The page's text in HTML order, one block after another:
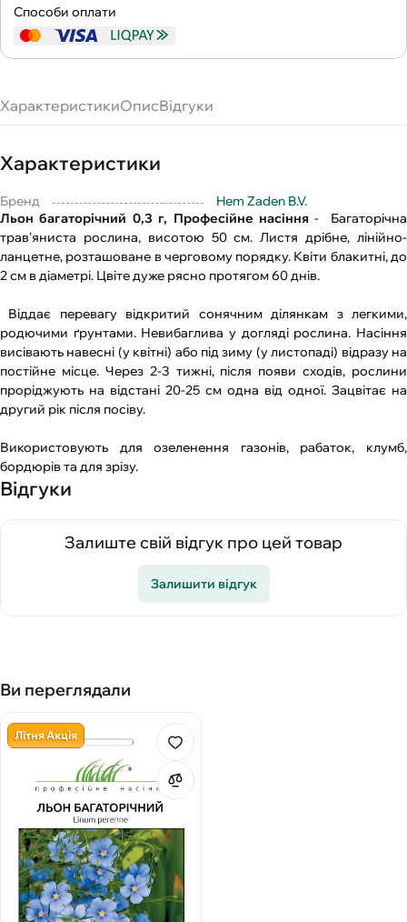
Способи оплати
ХарактеристикиОписВідгуки
Характеристики
Бренд
Hem Zaden B.V.
Льон багаторічний 0,3 г, Професійне насіння - Багаторічна
трав'яниста рослина, висотою 50 см. Листя дрібне, лінійно-
ланцетне, розташоване в черговому порядку. Квіти блакитні, до
2 см в діаметрі. Цвіте дуже рясно протягом 60 днів.
Віддає перевагу відкритий сонячним ділянкам з легкими,
родючими ґрунтами. Невибаглива у догляді рослина. Насіння
висівають навесні (у квітні) або під зиму (у листопаді) відразу на
постійне місце. Через 2-3 тижні, після появи сходів, рослини
проріджують на відстані 20-25 см одна від одної. Зацвітає на
другий рік після посіву.
Використовують для озеленення газонів, рабаток, клумб,
бордюрів та для зрізу.
Відгуки
Залиште свій відгук про цей товар
Залишити відгук
Ви переглядали
Літня Акція